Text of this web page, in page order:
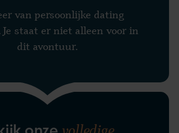
van persoonlijke dating
Je staat er niet alleen voor in
dit avontuur.
volledige